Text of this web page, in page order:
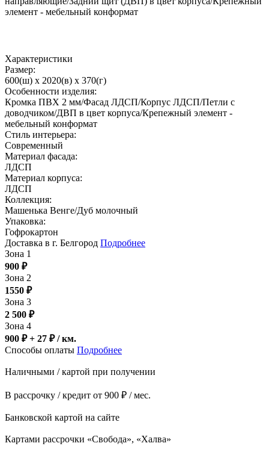
элемент - мебельный конформат
Характеристики
Размер:
600(ш) x 2020(в) x 370(г)
Особенности изделия:
Кромка ПВХ 2 мм/Фасад ЛДСП/Корпус ЛДСП/Петли с
доводчиком/ДВП в цвет корпуса/Крепежный элемент -
мебельный конформат
Стиль интерьера:
Современный
Материал фасада:
ЛДСП
Материал корпуса:
ЛДСП
Коллекция:
Машенька Венге/Дуб молочный
Упаковка:
Гофрокартон
Доставка в г. Белгород Подробнее
Зона 1
900 ₽
Зона 2
1550 ₽
Зона 3
2 500 ₽
Зона 4
900 ₽ + 27 ₽/ км.
Способы оплаты Подробнее
Наличными / картой при получении
В рассрочку / кредит от 900 ₽ / мес.
Банковской картой на сайте
Картами рассрочки «Свобода», «Халва»